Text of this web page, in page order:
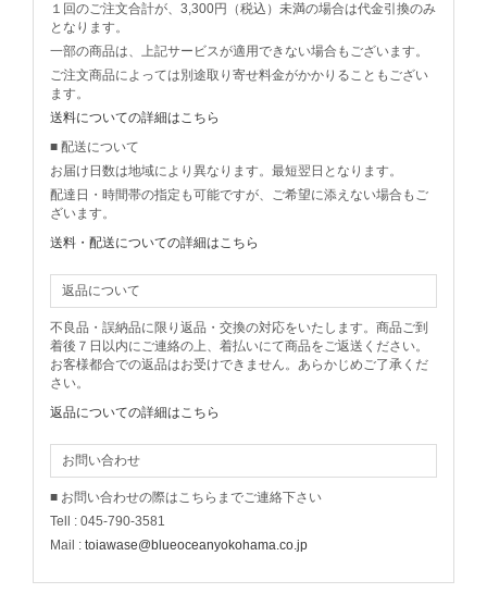
１回のご注文合計が、3,300円（税込）未満の場合は代金引換のみ
となります。
一部の商品は、上記サービスが適用できない場合もございます。
ご注文商品によっては別途取り寄せ料金がかかりることもござい
ます。
送料についての詳細はこちら
■ 配送について
お届け日数は地域により異なります。最短翌日となります。
配達日・時間帯の指定も可能ですが、ご希望に添えない場合もご
ざいます。
送料・配送についての詳細はこちら
返品について
不良品・誤納品に限り返品・交換の対応をいたします。商品ご到
着後７日以内にご連絡の上、着払いにて商品をご返送ください。
お客様都合での返品はお受けできません。あらかじめご了承くだ
さい。
返品についての詳細はこちら
お問い合わせ
■ お問い合わせの際はこちらまでご連絡下さい
Tell : 045-790-3581
Mail : toiawase@blueoceanyokohama.co.jp